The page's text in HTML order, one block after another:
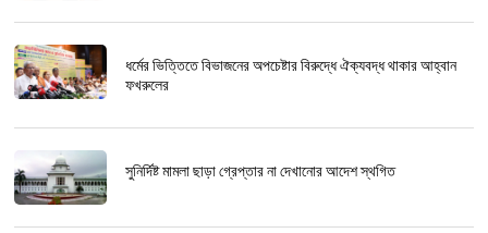
ধর্মের ভিত্তিতে বিভাজনের অপচেষ্টার বিরুদ্ধে ঐক্যবদ্ধ থাকার আহ্বান
ফখরুলের
সুনির্দিষ্ট মামলা ছাড়া গ্রেপ্তার না দেখানোর আদেশ স্থগিত